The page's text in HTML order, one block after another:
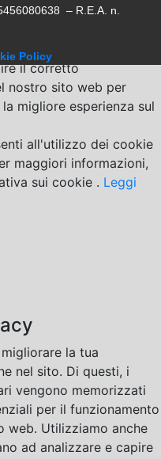
– R.E.A. n.
Policy
il corretto
nostro sito web per
migliore esperienza sul
all'utilizzo dei cookie
maggiori informazioni,
sui cookie . Leggi
la tua
nel sito. Di questi, i
vengono memorizzati
per il funzionamento
web. Utilizziamo anche
ad analizzare e capire